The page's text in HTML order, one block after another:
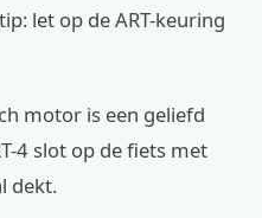
let op de ART-keuring
motor is een geliefd
4 slot op de fiets met
dekt.